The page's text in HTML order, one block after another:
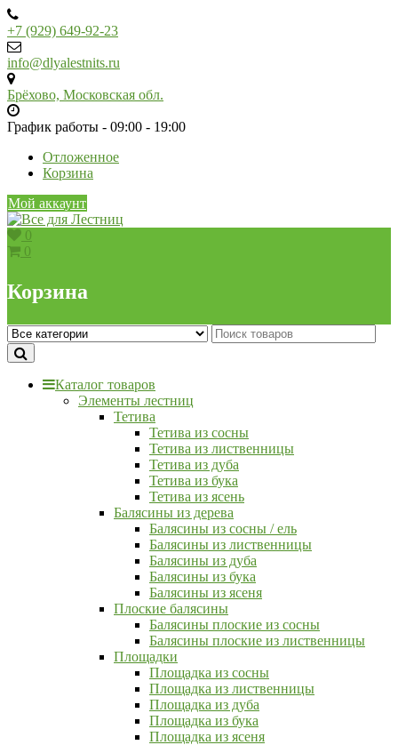
Skip
to
content
+7 (929) 649-92-23
info@dlyalestnits.ru
Брёхово, Московская обл.
График работы - 09:00 - 19:00
Отложенное
Корзина
Мой аккаунт
0
0
Корзина
Каталог товаров
Элементы лестниц
Тетива
Тетива из сосны
Тетива из лиственницы
Тетива из дуба
Тетива из бука
Тетива из ясень
Балясины из дерева
Балясины из сосны / ель
Балясины из лиственницы
Балясины из дуба
Балясины из бука
Балясины из ясеня
Плоские балясины
Балясины плоские из сосны
Балясины плоские из лиственницы
Площадки
Площадка из сосны
Площадка из лиственницы
Площадка из дуба
Площадка из бука
Площадка из ясеня